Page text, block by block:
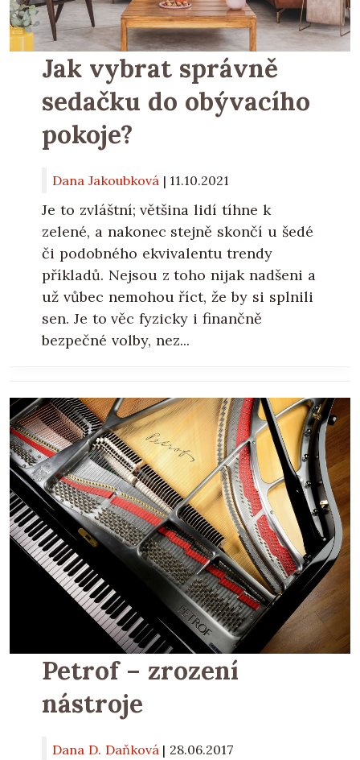
Jak vybrat správně
sedačku do obývacího
pokoje?
Dana Jakoubková | 11.10.2021
Je to zvláštní; většina lidí tíhne k
zelené, a nakonec stejně skončí u šedé
či podobného ekvivalentu trendy
příkladů. Nejsou z toho nijak nadšeni a
už vůbec nemohou říct, že by si splnili
sen. Je to věc fyzicky i finančně
bezpečné volby, nez...
Petrof – zrození
nástroje
Dana D. Daňková | 28.06.2017